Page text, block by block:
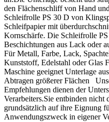
den Flächenschliff von Hand
Schleifrolle PS 30 D von
Schleifpapier mit
Kornschärfe. Die Schleifrolle
Beschichtungen aus Lack oder
Für Metall, Farbe, Lack,
Kunststoff, Edelstahl oder Glas
Maschine geeignet Unterlage
Abtragen größerer Flächen
Empfehlungen dienen der
Verarbeiters.Sie entbinden nicht
grundsätzlich auf ihre Eignung
Anwendungszweck in eigener